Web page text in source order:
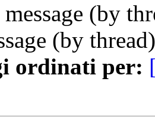
(by
(by
ordinati per: